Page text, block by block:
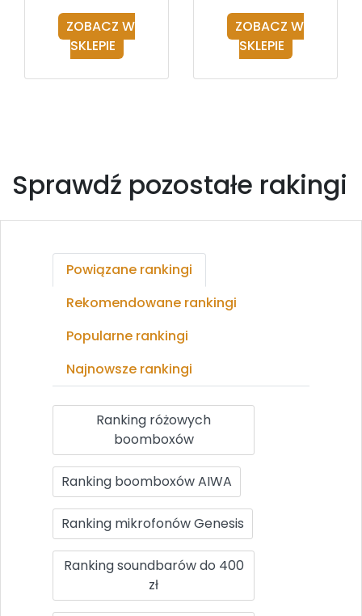
ZOBACZ W
SKLEPIE
ZOBACZ W
SKLEPIE
Sprawdź pozostałe rakingi
Powiązane rankingi
Rekomendowane rankingi
Popularne rankingi
Najnowsze rankingi
Ranking różowych
boomboxów
Ranking boomboxów AIWA
Ranking mikrofonów Genesis
Ranking soundbarów do 400
zł